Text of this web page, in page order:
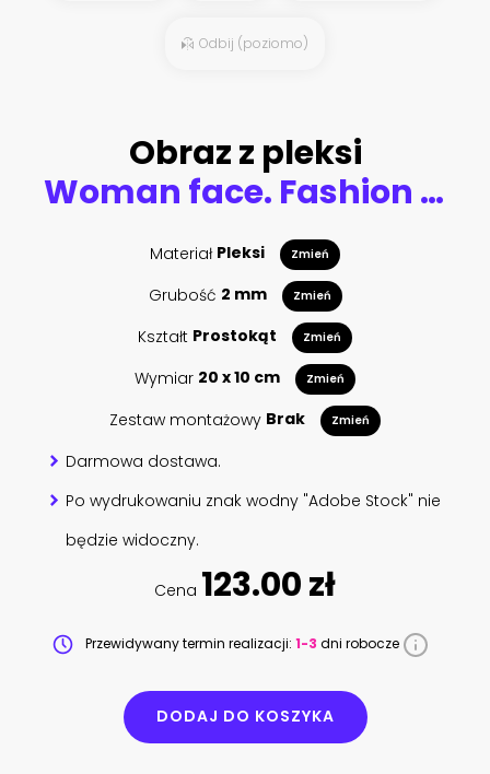
Odbij (poziomo)
Obraz z pleksi
Woman face. Fashion illustration
Materiał Pleksi Zmień
Grubość 2 mm Zmień
Kształt Prostokąt Zmień
Wymiar 20 x 10 cm Zmień
Zestaw montażowy Brak Zmień
Darmowa dostawa.
Po wydrukowaniu znak wodny "Adobe Stock" nie
będzie widoczny.
Cena 123.00 zł
Przewidywany termin realizacji: 1-3 dni robocze
DODAJ DO KOSZYKA